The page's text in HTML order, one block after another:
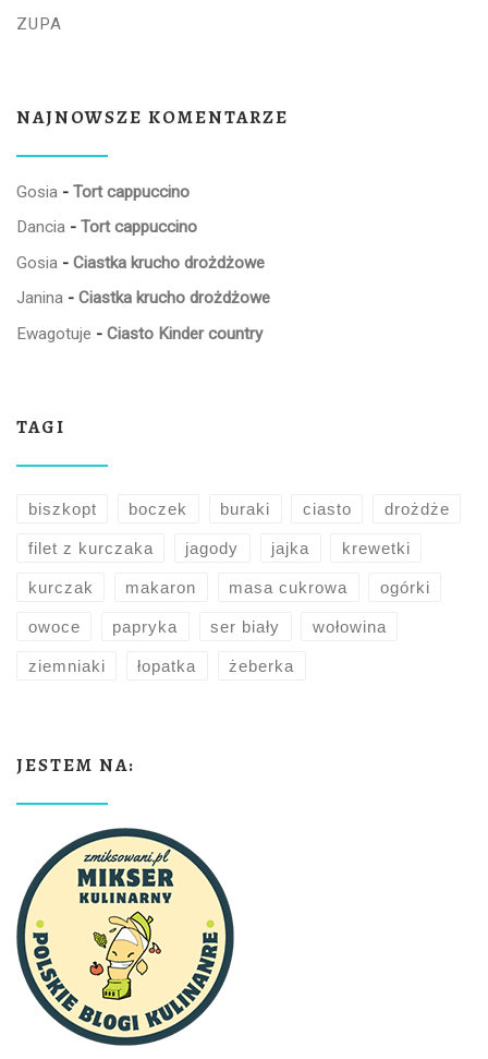
ZUPA
NAJNOWSZE KOMENTARZE
Gosia - Tort cappuccino
Dancia - Tort cappuccino
Gosia - Ciastka krucho drożdżowe
Janina - Ciastka krucho drożdżowe
Ewagotuje - Ciasto Kinder country
TAGI
biszkopt boczek buraki ciasto drożdże
filet z kurczaka jagody jajka krewetki
kurczak makaron masa cukrowa ogórki
owoce papryka ser biały wołowina
ziemniaki łopatka żeberka
JESTEM NA: